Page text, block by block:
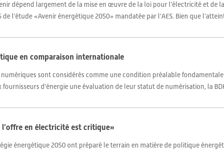
dépend largement de la mise en œuvre de la loi pour l’électricité et de
de l’étude «Avenir énergétique 2050» mandatée par l’AES. Bien que
en comparaison internationale
sont considérés comme une condition préalable
d'énergie une évaluation de leur statut de numérisation, la
en électricité est critique»
énergétique 2050 ont préparé le terrain en matière de politique